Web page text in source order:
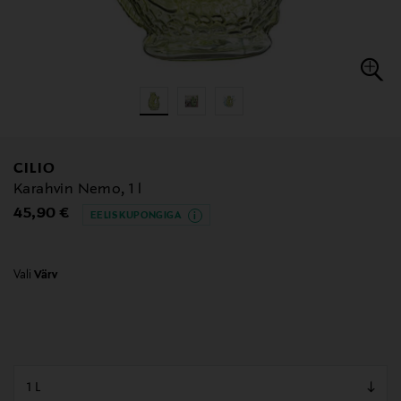
CILIO
Karahvin Nemo, 1 l
Original Price
45,90 € EELIS KUPONGIGA
Vali Värv